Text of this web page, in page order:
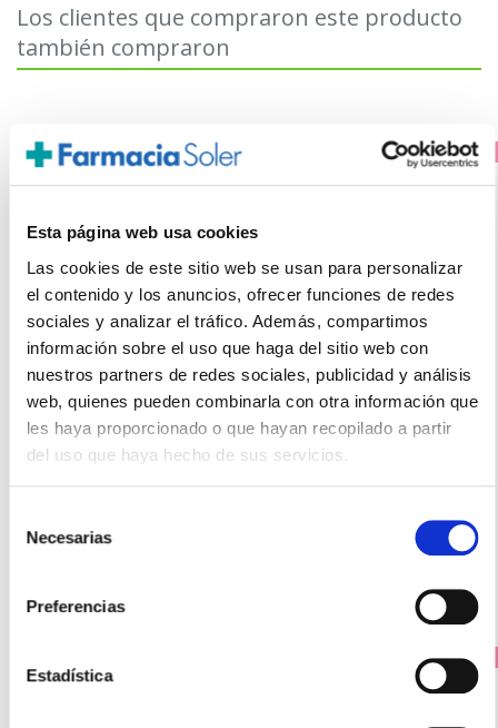
Esta página web usa cookies
Las cookies de este sitio web se usan para personalizar
el contenido y los anuncios, ofrecer funciones de redes
sociales y analizar el tráfico. Además, compartimos
información sobre el uso que haga del sitio web con
nuestros partners de redes sociales, publicidad y análisis
web, quienes pueden combinarla con otra información que
les haya proporcionado o que hayan recopilado a partir
del uso que haya hecho de sus servicios.
Necesarias
Preferencias
Estadística
Los clientes que compraron este producto
también compraron
PRECIO ESPECIAL
DODOT
TOALLITAS SIEMPRE LIMPIO (64 UNIDADES)
2.15€
- +